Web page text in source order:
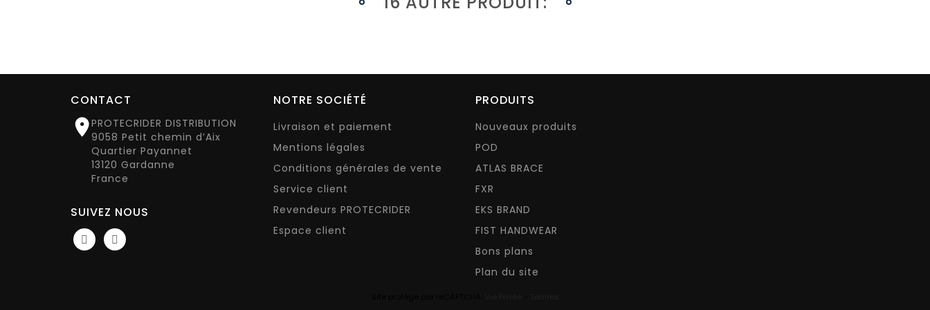
CONTACT
PROTECRIDER DISTRIBUTION
9058 Petit chemin d’Aix
Quartier Payannet
13120 Gardanne
France
SUIVEZ NOUS
NOTRE SOCIÉTÉ
Livraison et paiement
Mentions légales
Conditions générales de vente
Service client
Revendeurs PROTECRIDER
Espace client
PRODUITS
Nouveaux produits
POD
ATLAS BRACE
FXR
EKS BRAND
FIST HANDWEAR
Bons plans
Plan du site